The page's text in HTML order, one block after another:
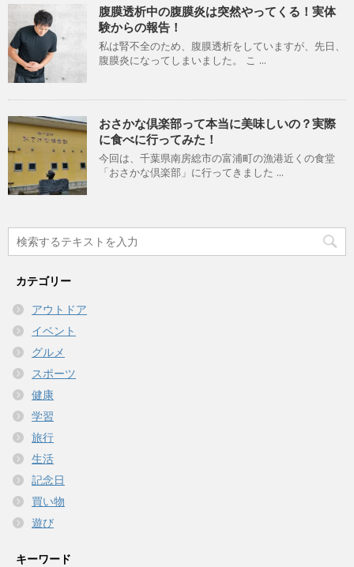
腹膜透析中の腹膜炎は突然やってくる！実体
験からの報告！
私は腎不全のため、腹膜透析をしていますが、先日、
腹膜炎になってしまいました。 こ ...
おさかな倶楽部って本当に美味しいの？実際
に食べに行ってみた！
今回は、千葉県南房総市の富浦町の漁港近くの食堂
「おさかな倶楽部」に行ってきました ...
カテゴリー
アウトドア
イベント
グルメ
スポーツ
健康
学習
旅行
生活
記念日
買い物
遊び
キーワード